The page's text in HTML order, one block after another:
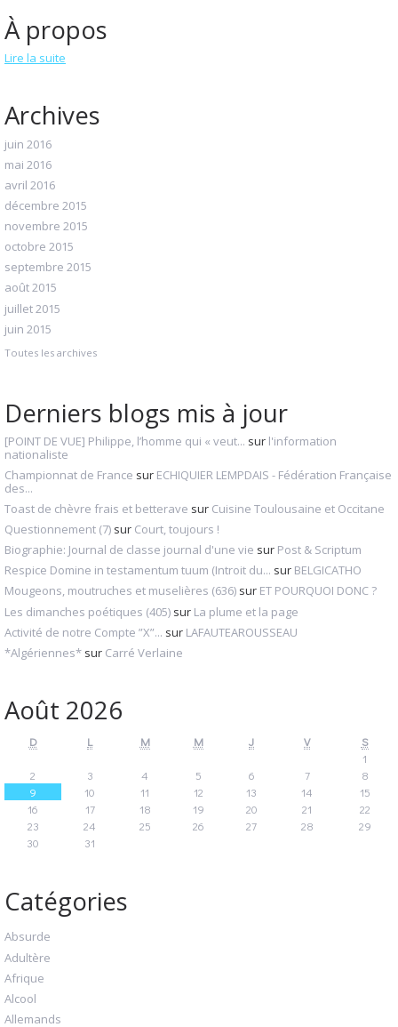
À propos
Lire la suite
Archives
juin 2016
mai 2016
avril 2016
décembre 2015
novembre 2015
octobre 2015
septembre 2015
août 2015
juillet 2015
juin 2015
Toutes les archives
Derniers blogs mis à jour
[POINT DE VUE] Philippe, l’homme qui « veut... sur l'information
nationaliste
Championnat de France sur ECHIQUIER LEMPDAIS - Fédération Française
des...
Toast de chèvre frais et betterave sur Cuisine Toulousaine et Occitane
Questionnement (7) sur Court, toujours !
Biographie: Journal de classe journal d'une vie sur Post & Scriptum
Respice Domine in testamentum tuum (Introit du... sur BELGICATHO
Mougeons, moutruches et muselières (636) sur ET POURQUOI DONC ?
Les dimanches poétiques (405) sur La plume et la page
Activité de notre Compte ”X”... sur LAFAUTEAROUSSEAU
*Algériennes* sur Carré Verlaine
Août 2026
D L M M J V
S
1
2
3 4 5 6 7
8
9
10 11 12 13 14
15
16
17 18 19 20 21
22
23
24 25 26 27 28
29
30
31
Catégories
Absurde
Adultère
Afrique
Alcool
Allemands